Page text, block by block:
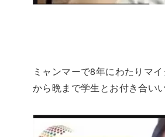
ミャンマーで8年にわたりマ
から晩まで学生とお付き合い